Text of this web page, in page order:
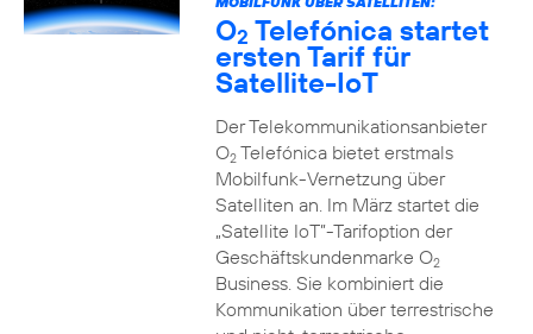
O2 Telefónica startet
ersten Tarif für
Satellite-IoT
Der Telekommunikationsanbieter
O2Telefónica bietet erstmals
Mobilfunk-Vernetzung über
Satelliten an. Im März startet die
„Satellite IoT”-Tarifoption der
Geschäftskundenmarke O2
Business. Sie kombiniert die
Kommunikation über terrestrische